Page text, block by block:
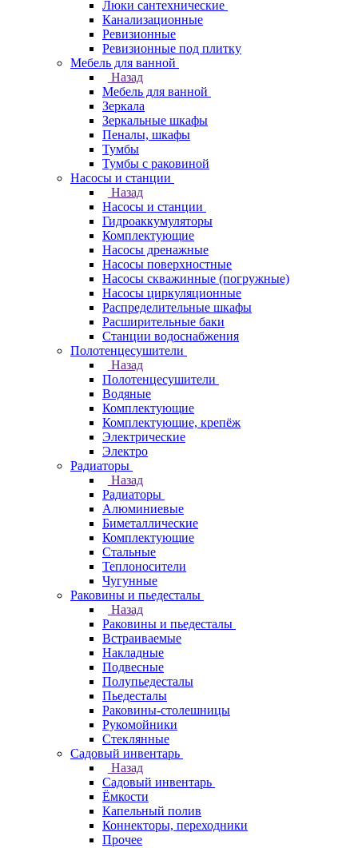
Люки сантехнические
Канализационные
Ревизионные
Ревизионные под плитку
Мебель для ванной
Назад
Мебель для ванной
Зеркала
Зеркальные шкафы
Пеналы, шкафы
Тумбы
Тумбы с раковиной
Насосы и станции
Назад
Насосы и станции
Гидроаккумуляторы
Комплектующие
Насосы дренажные
Насосы поверхностные
Насосы скважинные (погружные)
Насосы циркуляционные
Распределительные шкафы
Расширительные баки
Станции водоснабжения
Полотенцесушители
Назад
Полотенцесушители
Водяные
Комплектующие
Комплектующие, крепёж
Электрические
Электро
Радиаторы
Назад
Радиаторы
Алюминиевые
Биметаллические
Комплектующие
Стальные
Теплоносители
Чугунные
Раковины и пьедесталы
Назад
Раковины и пьедесталы
Встраиваемые
Накладные
Подвесные
Полупьедесталы
Пьедесталы
Раковины-столешницы
Рукомойники
Стеклянные
Садовый инвентарь
Назад
Садовый инвентарь
Ёмкости
Капельный полив
Коннекторы, переходники
Прочее